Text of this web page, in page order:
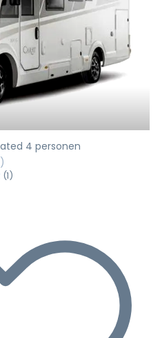
4 personen
(1)